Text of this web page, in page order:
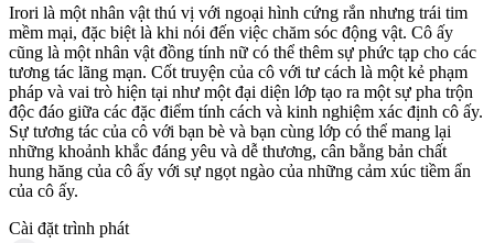
Irori là một nhân vật thú vị với ngoại hình cứng rắn nhưng trái tim
mềm mại, đặc biệt là khi nói đến việc chăm sóc động vật. Cô ấy
cũng là một nhân vật đồng tính nữ có thể thêm sự phức tạp cho các
tương tác lãng mạn. Cốt truyện của cô với tư cách là một kẻ phạm
pháp và vai trò hiện tại như một đại diện lớp tạo ra một sự pha trộn
độc đáo giữa các đặc điểm tính cách và kinh nghiệm xác định cô ấy.
Sự tương tác của cô với bạn bè và bạn cùng lớp có thể mang lại
những khoảnh khắc đáng yêu và dễ thương, cân bằng bản chất
hung hăng của cô ấy với sự ngọt ngào của những cảm xúc tiềm ẩn
của cô ấy.
Cài đặt trình phát